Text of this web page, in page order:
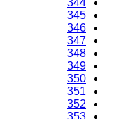
344
345
346
347
348
349
350
351
352